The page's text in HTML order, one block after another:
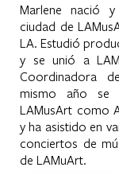
Marlene nació
ciudad de
LA. Estudió
y se unió a
Coordinadora
mismo año se
LAMusArt como
y ha asistido en
conciertos de
de LAMuArt.